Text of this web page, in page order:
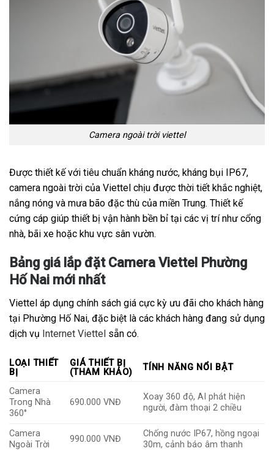
Camera ngoài trời viettel
Được thiết kế với tiêu chuẩn kháng nước, kháng bụi IP67,
camera ngoài trời của Viettel chịu được thời tiết khắc nghiệt,
nắng nóng và mưa bão đặc thù của miền Trung. Thiết kế
cứng cáp giúp thiết bị vận hành bền bỉ tại các vị trí như cổng
nhà, bãi xe hoặc khu vực sân vườn.
Bảng giá lắp đặt Camera Viettel Phường
Hố Nai mới nhất
Viettel áp dụng chính sách giá cực kỳ ưu đãi cho khách hàng
tại Phường Hố Nai, đặc biệt là các khách hàng đang sử dụng
dịch vụ Internet Viettel sẵn có.
LOẠI THIẾT
BỊ
GIÁ THIẾT BỊ
(THAM KHẢO)
TÍNH NĂNG NỔI BẬT
Camera
Trong Nhà
360°
690.000 VNĐ
Xoay 360 độ, AI phát hiện
người, đàm thoại 2 chiều
Camera
Ngoài Trời
990.000 VNĐ
Chống nước IP67, hồng ngoại
30m, cảnh báo âm thanh